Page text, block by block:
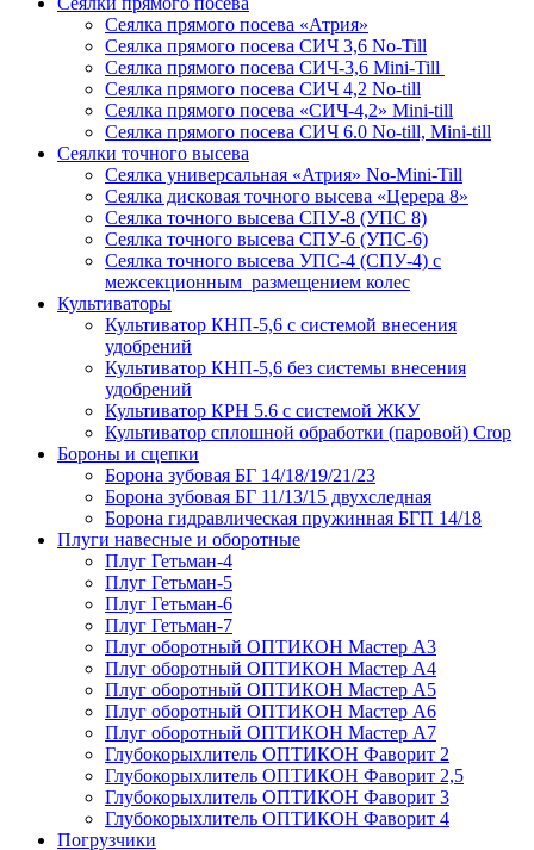
Сеялка прямого посева «Атрия»
Сеялка прямого посева СИЧ 3,6 No-Till
Сеялка прямого посева СИЧ-3,6 Mini-Till
Сеялка прямого посева СИЧ 4,2 No-till
Сеялка прямого посева «СИЧ-4,2» Mini-till
Сеялка прямого посева СИЧ 6.0 No-till, Mini-till
Сеялки точного высева
Сеялка универсальная «Атрия» No-Mini-Till
Сеялка дисковая точного высева «Церера 8»
Сеялка точного высева СПУ-8 (УПС 8)
Сеялка точного высева СПУ-6 (УПС-6)
Сеялка точного высева УПС-4 (СПУ-4) с
межсекционным размещением колес
Культиваторы
Культиватор КНП-5,6 с системой внесения
удобрений
Культиватор КНП-5,6 без системы внесения
удобрений
Культиватор КРН 5.6 с системой ЖКУ
Культиватор сплошной обработки (паровой) Crop
Бороны и сцепки
Борона зубовая БГ 14/18/19/21/23
Борона зубовая БГ 11/13/15 двухследная
Борона гидравлическая пружинная БГП 14/18
Плуги навесные и оборотные
Плуг Гетьман-4
Плуг Гетьман-5
Плуг Гетьман-6
Плуг Гетьман-7
Плуг оборотный ОПТИКОН Мастер А3
Плуг оборотный ОПТИКОН Мастер А4
Плуг оборотный ОПТИКОН Мастер А5
Плуг оборотный ОПТИКОН Мастер А6
Плуг оборотный ОПТИКОН Мастер А7
Глубокорыхлитель ОПТИКОН Фаворит 2
Глубокорыхлитель ОПТИКОН Фаворит 2,5
Глубокорыхлитель ОПТИКОН Фаворит 3
Глубокорыхлитель ОПТИКОН Фаворит 4
Погрузчики